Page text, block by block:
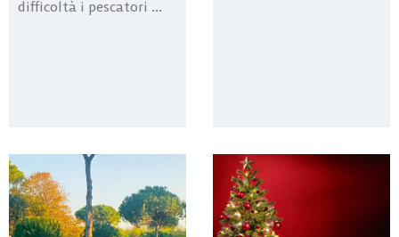
difficoltà i pescatori ...